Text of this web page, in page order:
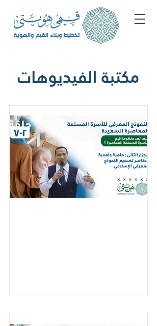
مكتبة الفيديوهات